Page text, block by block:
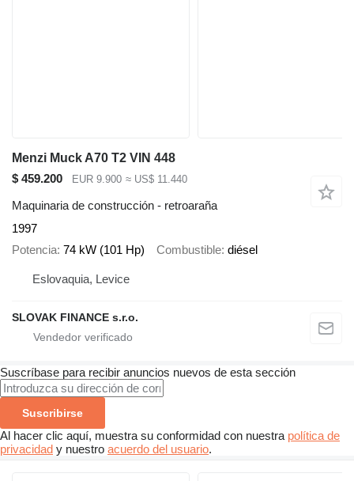
Menzi Muck A70 T2 VIN 448
$ 459.200
EUR 9.900 ≈ US$ 11.440
Maquinaria de construcción - retroaraña
1997
Potencia 74 kW (101 Hp) Combustible diésel
Eslovaquia, Levice
SLOVAK FINANCE s.r.o.
Suscríbase para recibir anuncios nuevos de esta sección
Suscribirse
Al hacer clic aquí, muestra su conformidad con nuestra política de
privacidad y nuestro acuerdo del usuario.